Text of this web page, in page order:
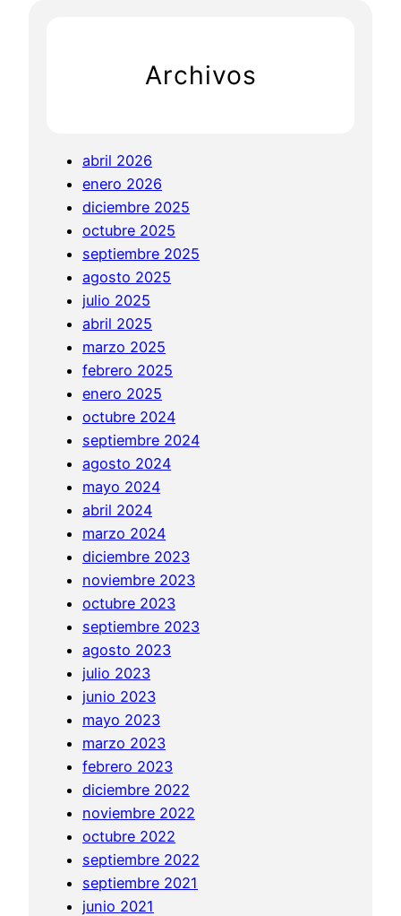
r
n
o
z
|
👁
t
a
w
o
l
f
|
👁
Archivos
abril 2026
enero 2026
diciembre 2025
octubre 2025
septiembre 2025
agosto 2025
julio 2025
abril 2025
marzo 2025
febrero 2025
enero 2025
octubre 2024
septiembre 2024
agosto 2024
mayo 2024
abril 2024
marzo 2024
diciembre 2023
noviembre 2023
octubre 2023
septiembre 2023
agosto 2023
julio 2023
junio 2023
mayo 2023
marzo 2023
febrero 2023
diciembre 2022
noviembre 2022
octubre 2022
septiembre 2022
septiembre 2021
junio 2021